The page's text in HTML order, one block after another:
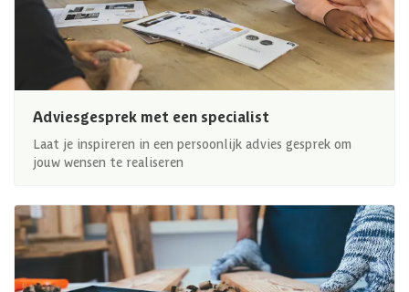
Adviesgesprek met een specialist
Laat je inspireren in een persoonlijk advies gesprek om
jouw wensen te realiseren